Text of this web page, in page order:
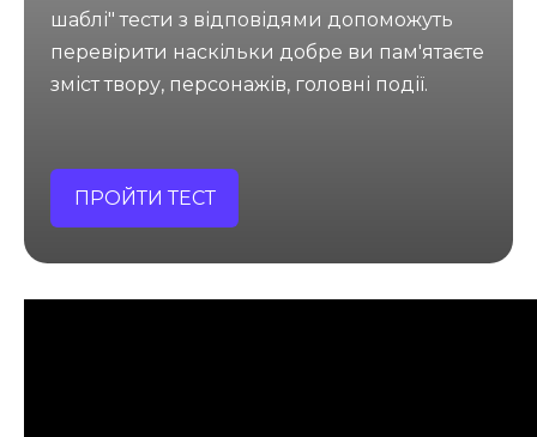
шаблі" тести з відповідями допоможуть
перевірити наскільки добре ви пам'ятаєте
зміст твору, персонажів, головні події.
ПРОЙТИ ТЕСТ